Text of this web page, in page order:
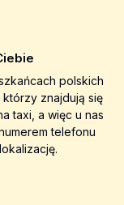
polskich
znajdują się
taxi, a więc u nas
telefonu